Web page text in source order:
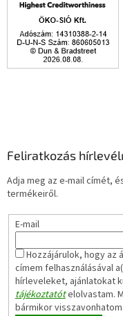
Feliratkozás
Adja meg az e-mail címét,
termékeiről.
E-mail
Hozzájárulok, hogy az
címem felhasználásával
hírleveleket, ajánlatokat
tájékoztatótelolvastam.
bármikor visszavonhatom.